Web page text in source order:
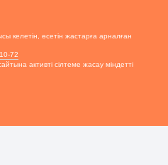
келетін, өсетін жастарға арналған
72
активті сілтеме жасау міндетті